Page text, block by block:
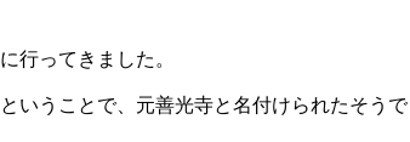
行ってきました。
いうことで、元善光寺と名付けられたそうで